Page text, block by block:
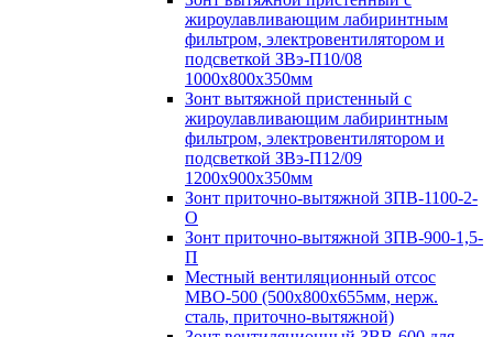
жироулавливающим лабиринтным
фильтром, электровентилятором и
подсветкой ЗВэ-П10/08
1000х800х350мм
Зонт вытяжной пристенный с
жироулавливающим лабиринтным
фильтром, электровентилятором и
подсветкой ЗВэ-П12/09
1200х900х350мм
Зонт приточно-вытяжной ЗПВ-1100-2-
О
Зонт приточно-вытяжной ЗПВ-900-1,5-
П
Местный вентиляционный отсос
МВО-500 (500х800х655мм, нерж.
сталь, приточно-вытяжной)